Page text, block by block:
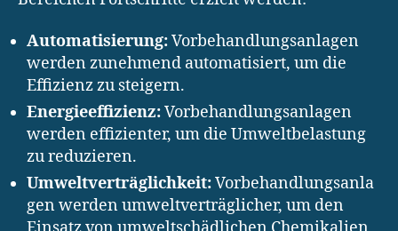
Automatisierung:Vorbehandlungsanlagen
werden zunehmend automatisiert, um die
Effizienz zu steigern.
Energieeffizienz:Vorbehandlungsanlagen
werden effizienter, um die Umweltbelastung
zu reduzieren.
Umweltverträglichkeit:Vorbehandlungsanla
gen werden umweltverträglicher, um den